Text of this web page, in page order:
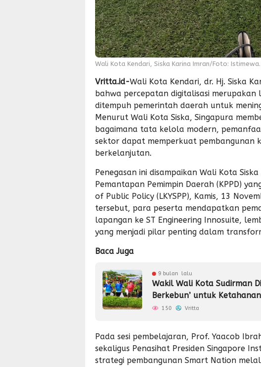
Wali Kota Kendari, Siska Karina Imran/Foto: Istimewa.
Vritta.id-Wali Kota Kendari, dr. Hj. Siska
bahwa percepatan digitalisasi merupakan
ditempuh pemerintah daerah untuk
Menurut Wali Kota Siska, Singapura
bagaimana tata kelola modern,
sektor dapat memperkuat pembangunan
berkelanjutan.
Penegasan ini disampaikan Wali Kota
Pemantapan Pemimpin Daerah (KPPD)
of Public Policy (LKYSPP), Kamis, 13
tersebut, para peserta mendapatkan
lapangan ke ST Engineering Innosuite,
yang menjadi pilar penting dalam
Baca Juga
9 bulan lalu
Wakil Wali Kota Sudirman
Berkebun’ untuk
150 Vritta
Pada sesi pembelajaran, Prof. Yaacob
sekaligus Penasihat Presiden Singapore
strategi pembangunan Smart Nation